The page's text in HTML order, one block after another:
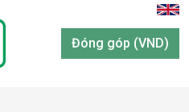
Đóng góp (VND)